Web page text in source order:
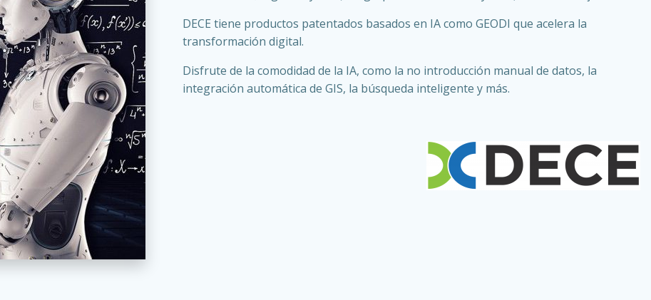
DECE tiene productos patentados basados en IA como GEODI que acelera la
transformación digital.
Disfrute de la comodidad de la IA, como la no introducción manual de datos, la
integración automática de GIS, la búsqueda inteligente y más.